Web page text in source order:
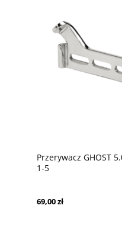
Przerywacz GHOST
1-5
69,00 zł